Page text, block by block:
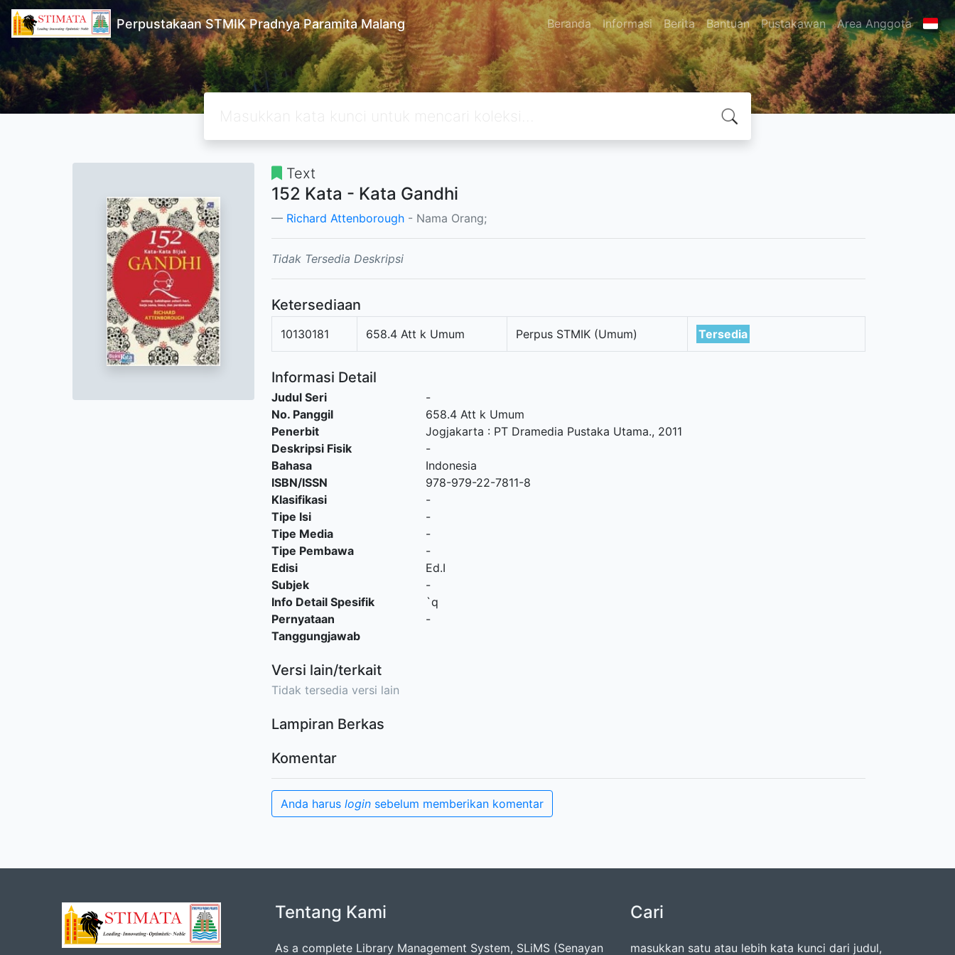
Perpustakaan STMIK Pradnya Paramita Malang Beranda Informasi Berita Bantuan Pustakawan Area Anggota
Text
152 Kata - Kata Gandhi
Richard Attenborough - Nama Orang;
Tidak Tersedia Deskripsi
Ketersediaan
10130181 658.4 Att k Umum Perpus STMIK (Umum) Tersedia
Informasi Detail
Judul Seri
-
No. Panggil
658.4 Att k Umum
Penerbit
Jogjakarta : PT Dramedia Pustaka Utama., 2011
Deskripsi Fisik
-
Bahasa
Indonesia
ISBN/ISSN
978-979-22-7811-8
Klasifikasi
-
Tipe Isi
-
Tipe Media
-
Tipe Pembawa
-
Edisi
Ed.I
Subjek
-
Info Detail Spesifik
`q
Pernyataan
Tanggungjawab
-
Versi lain/terkait
Tidak tersedia versi lain
Lampiran Berkas
Komentar
Anda harus login sebelum memberikan komentar
Tentang Kami
As a complete Library Management System, SLiMS (Senayan
Cari
masukkan satu atau lebih kata kunci dari judul,